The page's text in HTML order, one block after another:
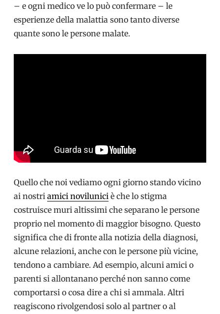
– e ogni medico ve lo può confermare – le
esperienze della malattia sono tanto diverse
quante sono le persone malate.
Quello che noi vediamo ogni giorno stando vicino
ai nostri amici novilunici è che lo stigma
costruisce muri altissimi che separano le persone
proprio nel momento di maggior bisogno. Questo
significa che di fronte alla notizia della diagnosi,
alcune relazioni, anche con le persone più vicine,
tendono a cambiare. Ad esempio, alcuni amici o
parenti si allontanano perché non sanno come
comportarsi o cosa dire a chi si ammala. Altri
reagiscono rivolgendosi solo al partner o al